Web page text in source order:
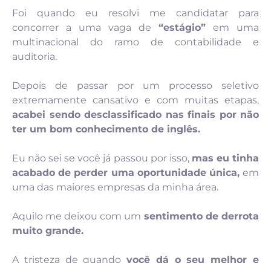
Foi quando eu resolvi me candidatar para
concorrer a uma vaga de “estágio” em uma
multinacional do ramo de contabilidade e
auditoria.
Depois de passar por um processo seletivo
extremamente cansativo e com muitas etapas,
acabei sendo desclassificado nas finais por não
ter um bom conhecimento de inglês.
Eu não sei se você já passou por isso, mas eu tinha
acabado de perder uma oportunidade única, em
uma das maiores empresas da minha área.
Aquilo me deixou com um sentimento de derrota
muito grande.
A tristeza de quandovocê dá o seu melhor e